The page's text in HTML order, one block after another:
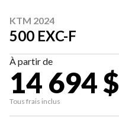
KTM 2024
500 EXC-F
À partir de
14 694 $
Tous frais inclus